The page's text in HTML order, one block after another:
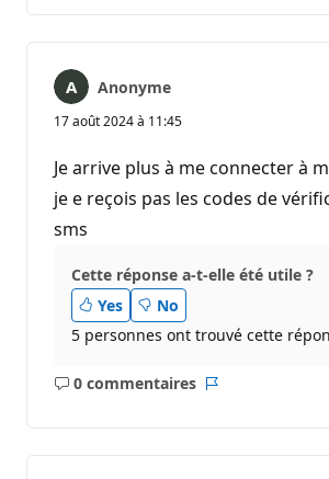
Anonyme
17 août 2024 à 11:45
Je arrive plus à me connecter à
je e reçois pas les codes de
sms
Cette réponse a-t-elle été utile ?
Yes
No
5 personnes ont trouvé cette
0 commentaires
Aucun